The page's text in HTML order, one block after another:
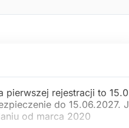
pierwszej rejestracji to 15.0
do 15.06.2027. J
od marca 2020